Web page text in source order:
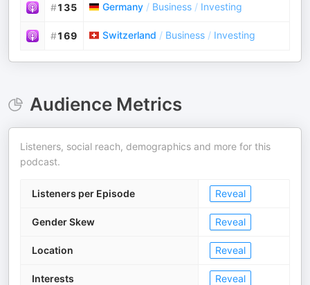
#135 Germany / Business / Investing
#169 Switzerland / Business / Investing
Audience Metrics
Listeners, social reach, demographics and more for this
podcast.
Listeners per Episode Reveal
Gender Skew Reveal
Location Reveal
Interests Reveal